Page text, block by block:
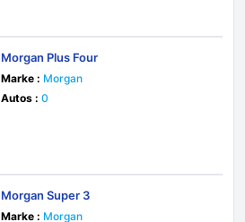
Morgan Plus Four
Marke : Morgan
Autos : 0
Morgan Super 3
Marke : Morgan